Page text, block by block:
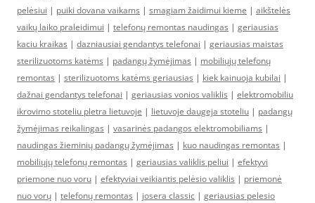
pelėsiui | puiki dovana vaikams | smagiam žaidimui kieme | aikštelės
vaikų laiko praleidimui | telefonų remontas naudingas | geriausias
kaciu kraikas | dazniausiai gendantys telefonai | geriausias maistas
sterilizuotoms katėms | padangų žymėjimas | mobiliųjų telefonų
remontas | sterilizuotoms katėms geriausias | kiek kainuoja kubilai |
dažnai gendantys telefonai | geriausias vonios valiklis | elektromobiliu
ikrovimo stoteliu pletra lietuvoje | lietuvoje daugeja stoteliu | padangų
žymėjimas reikalingas | vasarinės padangos elektromobiliams |
naudingas žieminių padangų žymėjimas | kuo naudingas remontas |
mobiliųjų telefonų remontas | geriausias valiklis peliui | efektyvi
priemone nuo voru | efektyviai veikiantis pelėsio valiklis | priemonė
nuo vorų | telefonų remontas | josera classic | geriausias pelesio